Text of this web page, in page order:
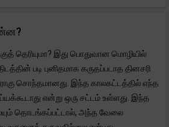
தெரியுமா? இது பொதுவான மொழியில்
படி புனிதமாக கருதப்படாத தினசரி
சொந்தமானது. இந்த காலகட்டத்தில் எந்த
என்று ஒரு சட்டம் உள்ளது. இந்த
தொடங்கப்பட்டால், அந்த வேலை